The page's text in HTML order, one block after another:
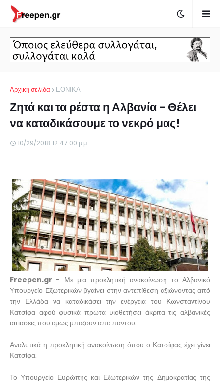
Αρχική σελίδα ΕΘΝΙΚΑ
Ζητά και τα ρέστα η Αλβανία - Θέλει
να καταδικάσουμε το νεκρό μας!
10/29/2018 12:47:00 μ.μ.
Freepen.gr - Με μια προκλητική ανακοίνωση το Αλβανικό
Υπουργείο Εξωτερικών βγαίνει στην αντεπίθεση αξιώνοντας από
την Ελλάδα να καταδικάσει την ενέργεια του Κωνσταντίνου
Κατσίφα αφού φυσικά πρώτα υιοθετήσει άκριτα τις αλβανικές
αιτιάσεις που όμως μπάζουν από παντού.
Αναλυτικά η προκλητική ανακοίνωση όπου ο Κατσίφας έχει γίνει
Κατσίφα:
Το Υπουργείο Ευρώπης και Εξωτερικών της Δημοκρατίας της